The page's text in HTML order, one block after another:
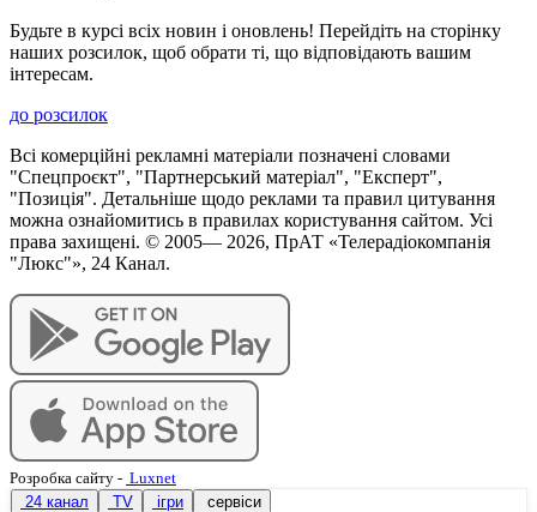
Будьте в курсі всіх новин і оновлень! Перейдіть на сторінку
наших розсилок, щоб обрати ті, що відповідають вашим
інтересам.
до розсилок
Всі комерційні рекламні матеріали позначені словами
"Спецпроєкт", "Партнерський матеріал", "Експерт",
"Позиція". Детальніше щодо реклами та правил цитування
можна ознайомитись в правилах користування сайтом. Усі
права захищені. © 2005— 2026, ПрАТ «Телерадіокомпанія
"Люкс"», 24 Канал.
Розробка сайту - Luxnet
24 канал
TV ігри сервіси